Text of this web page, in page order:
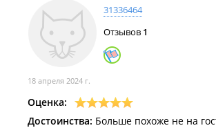
31336464
Отзывов 1
18 апреля 2024 г.
Оценка:
Достоинства: Больше похоже не на